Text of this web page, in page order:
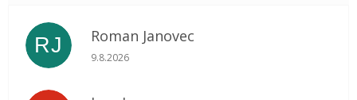
RJ Roman Janovec
Hodnotenie obchodu je 5 z 5 hviezdičiek.
9.8.2026